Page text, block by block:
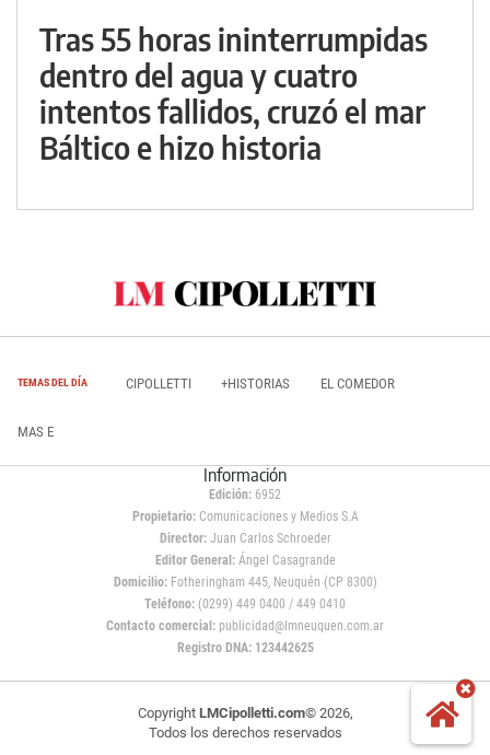
Tras 55 horas ininterrumpidas
dentro del agua y cuatro
intentos fallidos, cruzó el mar
Báltico e hizo historia
TEMAS DEL DÍA CIPOLLETTI +HISTORIAS EL COMEDOR
MAS E
Información
Edición: 6952
Propietario:Comunicaciones y Medios S.A
Director: Juan Carlos Schroeder
Editor General:Ángel Casagrande
Domicilio:Fotheringham 445, Neuquén (CP 8300)
Teléfono: (0299) 449 0400 / 449 0410
Contacto comercial: publicidad@lmneuquen.com.ar
Registro DNA: 123442625
Copyright LMCipolletti.com© 2026,
Todos los derechos reservados